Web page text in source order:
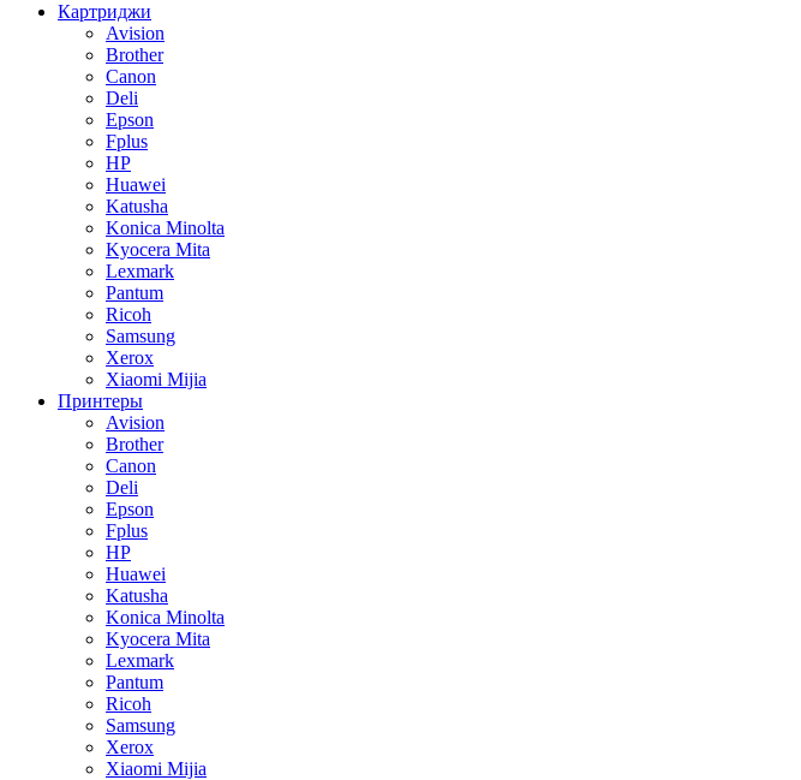
Картриджи
Avision
Brother
Canon
Deli
Epson
Fplus
HP
Huawei
Katusha
Konica Minolta
Kyocera Mita
Lexmark
Pantum
Ricoh
Samsung
Xerox
Xiaomi Mijia
Принтеры
Avision
Brother
Canon
Deli
Epson
Fplus
HP
Huawei
Katusha
Konica Minolta
Kyocera Mita
Lexmark
Pantum
Ricoh
Samsung
Xerox
Xiaomi Mijia